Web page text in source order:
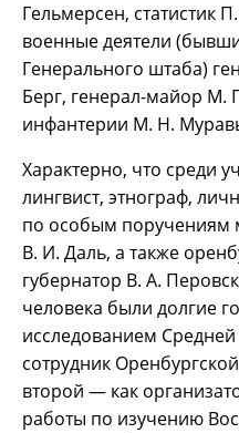
Гельмерсен, статистик
военные деятели
Генерального штаба)
Берг, генерал-майор М.
инфантерии М. Н.
Характерно, что среди
лингвист, этнограф,
по особым поручениям
В. И. Даль, а также
губернатор В. А.
человека были долгие
исследованием
сотрудник
второй — как
работы по изучению